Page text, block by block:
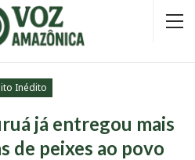
Inédito
já entregou mais
de peixes ao povo